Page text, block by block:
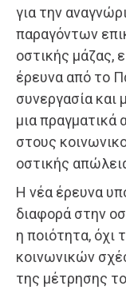
για την
παραγόντων
οστικής μάζας,
έρευνα από το
συνεργασία και
μια
στους
οστικής
Η νέα έρευνα
διαφορά στην
η ποιότητα, όχι
κοινωνικών
της μέτρησης